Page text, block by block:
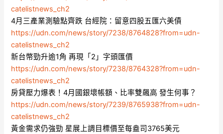
catelistnews_ch2
4月三產業測驗點齊跌 台經院：留意四股五匯六美債
https://udn.com/news/story/7238/8764828?from=udn-
catelistnews_ch2
新台幣勁升逾1角 再現「2」字頭匯價
https://udn.com/news/story/7238/8764328?from=udn-
catelistnews_ch2
房貸壓力爆表！4月國銀壞帳額、比率雙飆高 發生何事？
https://udn.com/news/story/7239/8765938?from=udn-
catelistnews_ch2
黃金需求仍強勁 星展上調目標價至每盎司3765美元